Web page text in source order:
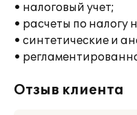
• налоговый учет;
• расчеты по налогу
• синтетические и
•
Отзыв клиента